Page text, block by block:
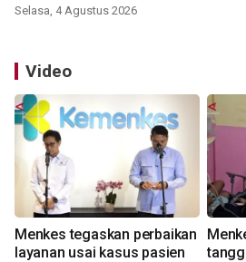
Selasa, 4 Agustus 2026
Video
Menkes tegaskan perbaikan
layanan usai kasus pasien